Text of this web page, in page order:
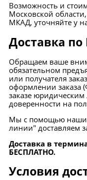
Возможность и
Московской
МКАД, уточняйте у
Доставка по
Обращаем ваше
обязательном
или получателя
оформлении заказа
заказе
доверенности на
Мы с помощью
линии" доставляем
Доставка в
БЕСПЛАТНО.
Условия